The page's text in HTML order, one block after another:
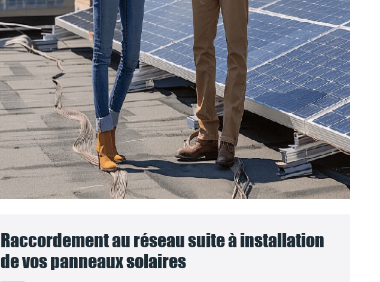
Raccordement au réseau suite à installation
de vos panneaux solaires